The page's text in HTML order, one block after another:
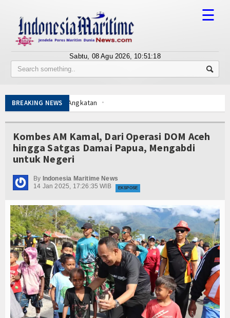
Tentang Kami
Berita
BUMN
Editorial
Ekspose
Hankam
Hukum
Internasional
Kelautan dan Perikanan
☰
Sabtu, 08 Agu 2026, 10:51:19
BREAKING NEWS
Staf Angkatan
Kerja Sama Hukum
China Diselundupkan Lewat Tanjung Priok
Kerja Sama Hukum
China Diselundupkan Lewat Tanjung Priok
Staf Angkatan
Kombes AM Kamal, Dari Operasi DOM Aceh
hingga Satgas Damai Papua, Mengabdi
untuk Negeri
By Indonesia Maritime News
14 Jan 2025, 17:26:35 WIB
EKSPOSE